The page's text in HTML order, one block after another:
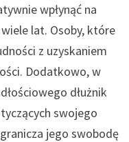
wpłynąć na
lat. Osoby, które
z uzyskaniem
Dodatkowo, w
dłużnik
swojego
jego swobodę